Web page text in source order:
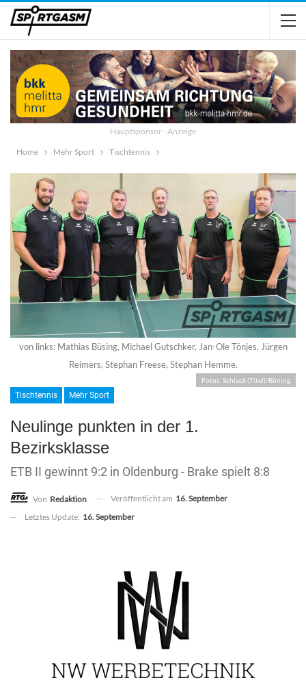
Hauptsponsor - Anzeige
Home
Mehr Sport Tischtennis
von links: Mathias Büsing, Michael Gutschker, Jan-Ole Tönjes, Jürgen
Reimers, Stephan Freese, Stephan Hemme.
Fotos: Schlack (Titel)/Böning
Tischtennis Mehr Sport
Neulinge punkten in der 1.
Bezirksklasse
ETB II gewinnt 9:2 in Oldenburg - Brake spielt 8:8
Von Redaktion Veröffentlicht am 16. September
Letztes Update: 16. September